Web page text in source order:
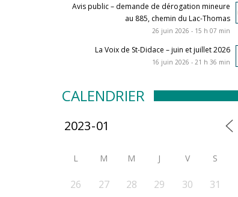
Avis public – demande de dérogation mineure
au 885, chemin du Lac-Thomas
26 juin 2026 - 15 h 07 min
La Voix de St-Didace – juin et juillet 2026
16 juin 2026 - 21 h 36 min
CALENDRIER
L M M J V S
26 27 28 29 30 31